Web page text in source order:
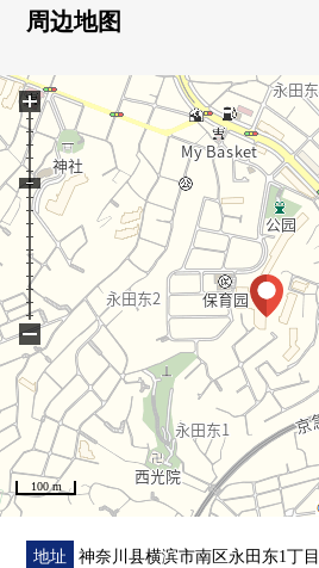
便于生活的设施是作为在步行范
■ 翻新内容(打算在2026年7月下旬
成)━━━━━・・・・
○ 组合厨房交换
○ 整体卫浴交换
○ 盥洗台交换
○ 厕所更换
○ 门交换
○ 管道的铺设更新
○ Cross所有房间换新
○ 地板换新
○ 洗碗机装设
○ 室内清洁
■ 比负责人
周边地图
100 m
+
−
地址 神奈川县横滨市南区永田东1丁目